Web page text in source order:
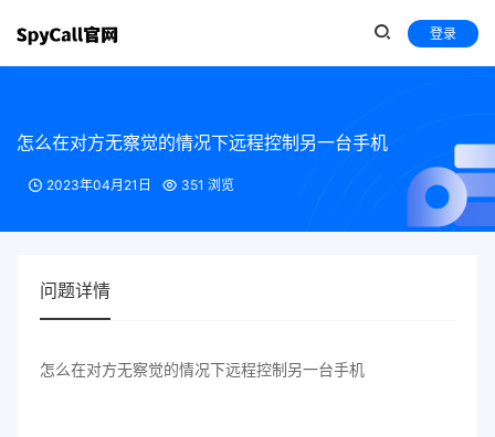
登录
怎么在对方无察觉的情况下远程控制另一台手机
2023年04月21日 351 浏览
问题详情
怎么在对方无察觉的情况下远程控制另一台手机